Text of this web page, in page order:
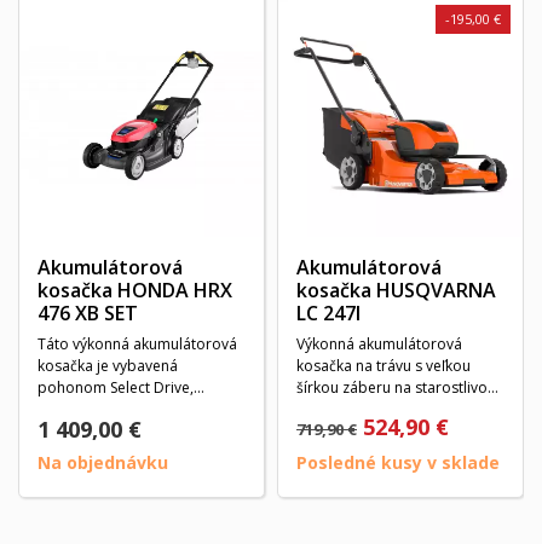
Akumulátorová
kosačka HONDA HRX
476 XB SET
Táto výkonná akumulátorová
kosačka je vybavená
pohonom Select Drive,
1 409,00 €
Na objednávku
Akumulátorová
kosačka HUSQVARNA
LC 247I
Výkonná akumulátorová
kosačka na trávu s veľkou
šírkou záberu na starostlivosť
719,90 €
-195,00 €
524,90 €
Posledné kusy v sklade